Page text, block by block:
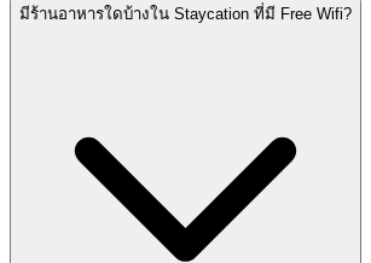
มีร้านอาหารใดบ้างใน Staycation ที่มี Free Wifi?